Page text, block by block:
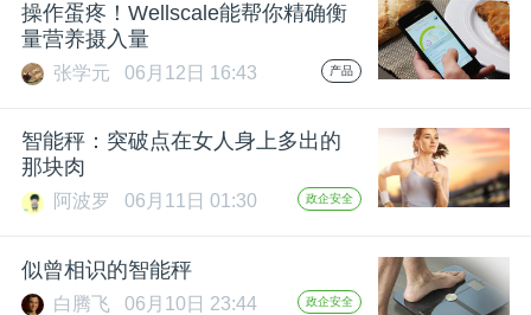
活
动
中
GAIR
操作蛋疼！Wellscale能帮你精确衡
量营养摄入量
张学元 06月12日 16:43 产品
智能秤：突破点在女人身上多出的
那块肉
阿波罗 06月11日 01:30 政企安全
似曾相识的智能秤
白腾飞 06月10日 23:44 政企安全